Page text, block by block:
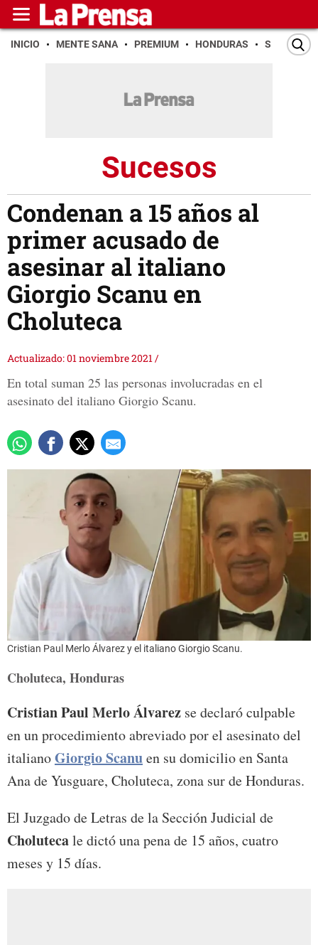
INICIO MENTE SANA PREMIUM HONDURAS SAN PEDRO
Sucesos
Condenan a 15 años al
primer acusado de
asesinar al italiano
Giorgio Scanu en
Choluteca
Actualizado: 01 noviembre 2021/
En total suman 25 las personas involucradas en el
asesinato del italiano Giorgio Scanu.
Cristian Paul Merlo Álvarez y el italiano Giorgio Scanu.
Choluteca, Honduras
Cristian Paul Merlo Álvarez se declaró culpable
en un procedimiento abreviado por el asesinato del
italianoGiorgio Scanuen su domicilio en Santa
Ana de Yusguare, Choluteca, zona sur de Honduras.
El Juzgado de Letras de la Sección Judicial de
Cholutecale dictó una pena de 15 años, cuatro
meses y 15 días.